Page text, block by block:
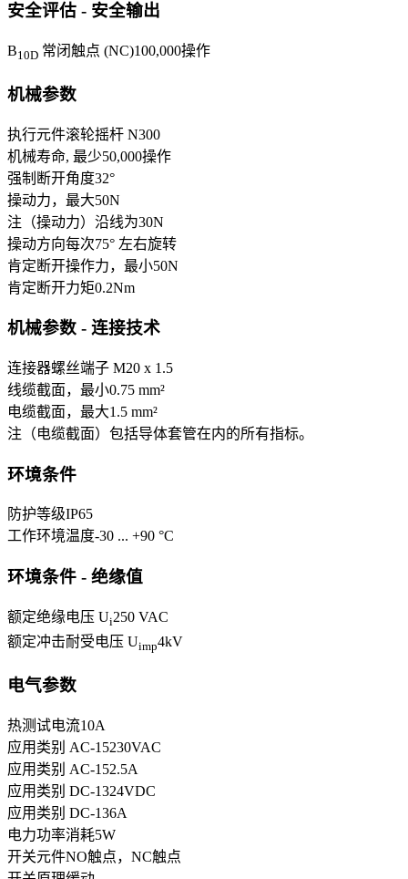
安全评估 - 安全输出
B10D 常闭触点 (NC)100,000操作
机械参数
执行元件滚轮摇杆 N300
机械寿命, 最少50,000操作
强制断开角度32°
操动力，最大50N
注（操动力） 沿线为30N
操动方向每次75° 左右旋转
肯定断开操作力，最小50N
肯定断开力矩0.2Nm
机械参数 - 连接技术
连接器螺丝端子 M20 x 1.5
线缆截面，最小0.75 mm²
电缆截面，最大1.5 mm²
注（电缆截面） 包括导体套管在内的所有指标。
环境条件
防护等级IP65
工作环境温度-30 ... +90 °C
环境条件 - 绝缘值
额定绝缘电压 Ui250 VAC
额定冲击耐受电压 Uimp4kV
电气参数
热测试电流10A
应用类别 AC-15230VAC
应用类别 AC-152.5A
应用类别 DC-1324VDC
应用类别 DC-136A
电力功率消耗5W
开关元件NO触点，NC触点